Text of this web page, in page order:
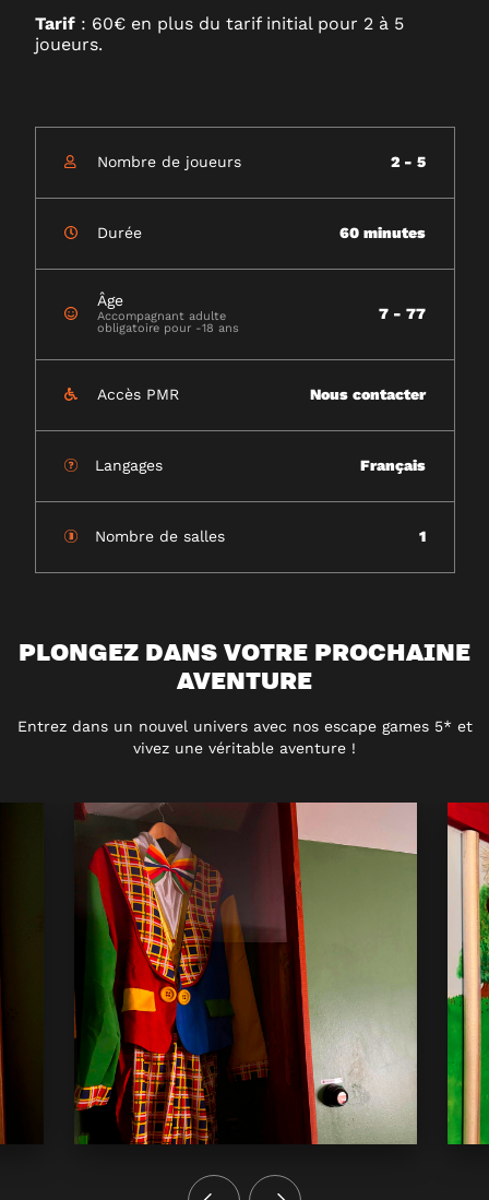
Tarif: 60€ en plus du tarif initial pour 2 à 5
joueurs.
Nombre de joueurs 2 - 5
Durée 60 minutes
Âge
Accompagnant adulte
obligatoire pour -18 ans
7 - 77
Accès PMR Nous contacter
Langages Français
Nombre de salles 1
PLONGEZ DANS VOTRE PROCHAINE
AVENTURE
Entrez dans un nouvel univers avec nos escape games 5* et
vivez une véritable aventure !